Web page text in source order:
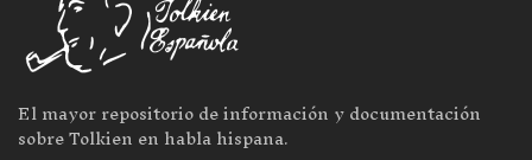
El mayor repositorio de información y documentación
sobre Tolkien en habla hispana.